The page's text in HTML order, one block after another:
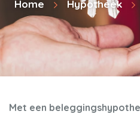
Home Hypotheek
Met een